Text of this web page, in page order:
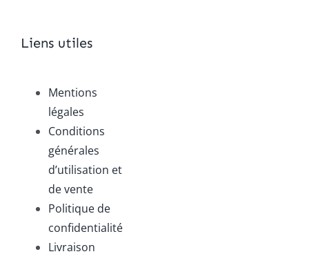
Liens utiles
Mentions
légales
Conditions
générales
d’utilisation et
de vente
Politique de
confidentialité
Livraison